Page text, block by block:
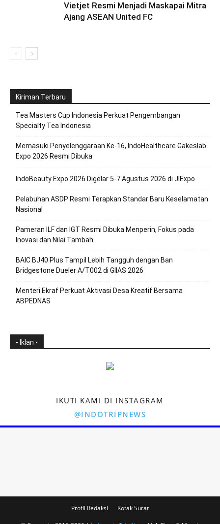
Vietjet Resmi Menjadi Maskapai Mitra
Ajang ASEAN United FC
Kiriman Terbaru
Tea Masters Cup Indonesia Perkuat Pengembangan
Specialty Tea Indonesia
Memasuki Penyelenggaraan Ke-16, IndoHealthcare Gakeslab
Expo 2026 Resmi Dibuka
IndoBeauty Expo 2026 Digelar 5-7 Agustus 2026 di JIExpo
Pelabuhan ASDP Resmi Terapkan Standar Baru Keselamatan
Nasional
Pameran ILF dan IGT Resmi Dibuka Menperin, Fokus pada
Inovasi dan Nilai Tambah
BAIC BJ40 Plus Tampil Lebih Tangguh dengan Ban
Bridgestone Dueler A/T002 di GIIAS 2026
Menteri Ekraf Perkuat Aktivasi Desa Kreatif Bersama
ABPEDNAS
- Iklan -
IKUTI KAMI DI INSTAGRAM
@INDOTRIPNEWS
Profil Redaksi Kotak Surat